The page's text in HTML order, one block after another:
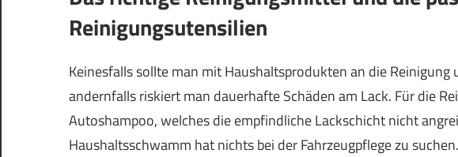
Reinigungsutensilien
Keinesfalls sollte man mit Haushaltsprodukten an die Reinigung
andernfalls riskiert man dauerhafte Schäden am Lack. Für die
Autoshampoo, welches die empfindliche Lackschicht nicht
Haushaltsschwamm hat nichts bei der Fahrzeugpflege zu